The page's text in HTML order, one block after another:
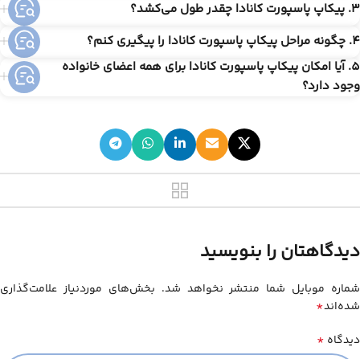
3. پیکاپ پاسپورت کانادا چقدر طول می‌کشد؟
4. چگونه مراحل پیکاپ پاسپورت کانادا را پیگیری کنم؟
5. آیا امکان پیکاپ پاسپورت کانادا برای همه اعضای خانواده
وجود دارد؟
دیدگاهتان را بنویسید
شماره موبایل شما منتشر نخواهد شد. بخش‌های موردنیاز علامت‌گذاری
شده‌اند*
دیدگاه *